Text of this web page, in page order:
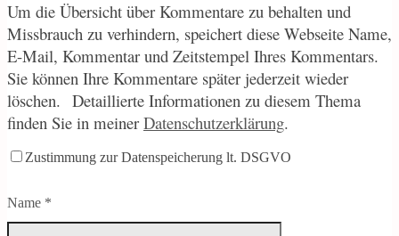
Um die Übersicht über Kommentare zu behalten und
Missbrauch zu verhindern, speichert diese Webseite Name,
E-Mail, Kommentar und Zeitstempel Ihres Kommentars.
Sie können Ihre Kommentare später jederzeit wieder
löschen. Detaillierte Informationen zu diesem Thema
finden Sie in meiner Datenschutzerklärung.
Zustimmung zur Datenspeicherung lt. DSGVO
Name *